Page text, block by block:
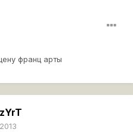
франц арты